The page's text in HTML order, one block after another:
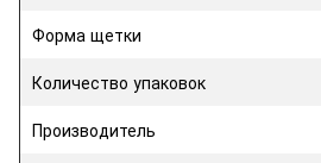
Форма щетки
Количество упаковок
Производитель